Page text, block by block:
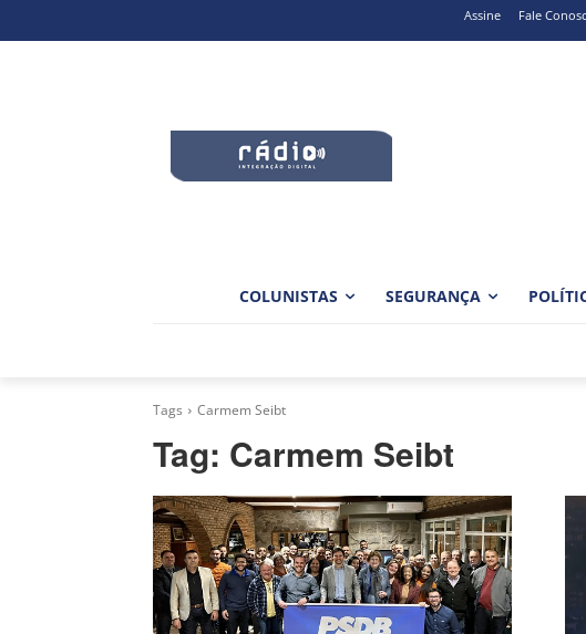
Assine Fale
COLUNISTAS SEGURANÇA
Tags Carmem Seibt
Tag: Carmem Seibt